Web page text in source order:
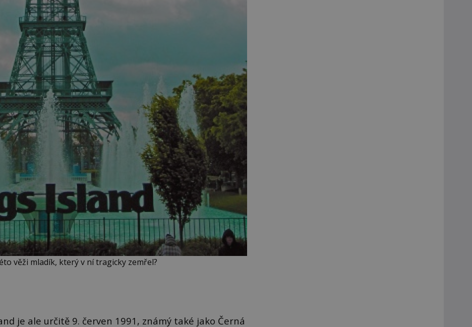
věži mladík, který v ní tragicky zemřel?
je ale určitě 9. červen 1991, známý také jako Černá